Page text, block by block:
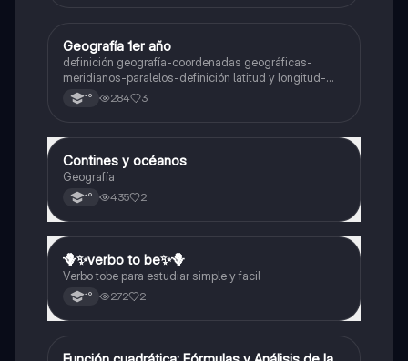
Geografía
Geografía 1er año
definición geografía-coordenadas geográficas-
meridianos-paralelos-definición latitud y longitud-
elementos del mapa-definición mapa-localización
relativa y absoluta
1° 284 3
Geografía
Contines y océanos
Geografía
1° 435 2
Inglés
🪻✨️verbo to be✨️🪻
Verbo tobe para estudiar simple y facil
1° 272 2
Matemáticas